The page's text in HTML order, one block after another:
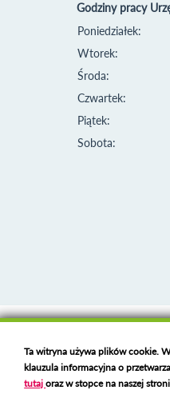
Godziny pracy
Poniedziałek:
Wtorek:
Środa:
Czwartek:
Piątek:
Sobota:
Deklaracja dostępności
Polski serwer RBLhttps://
Ta witryna używa plików cookie.
klauzula informacyjna o
tutajoraz w stopce na naszej